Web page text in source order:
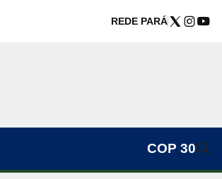
REDE PARÁ
COP 30